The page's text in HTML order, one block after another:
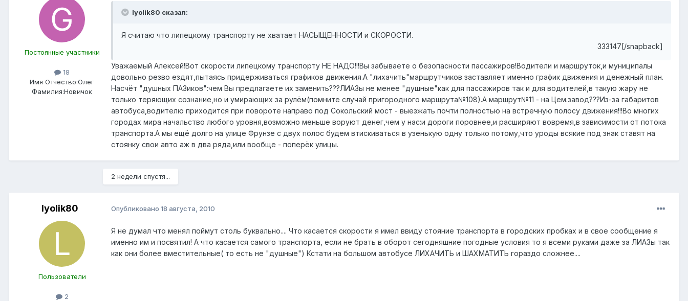
Постоянные участники
18
Имя Отчество:Олег
Фамилия:Новичок
lyolik80 сказал:
Я считаю что липецкому транспорту не хватает НАСЫЩЕННОСТИ и СКОРОСТИ.
333147[/snapback]
Уважаемый Алексей!Вот скорости липецкому транспорту НЕ НАДО!!!Вы забываете о безопасности пассажиров!Водители и маршруток,и муниципалы
довольно резво ездят,пытаясь придерживаться графиков движения.А "лихачить"маршрутчиков заставляет именно график движения и денежный план.
Насчёт "душных ПАЗиков":чем Вы предлагаете их заменить???ЛИАЗы не менее "душные"как для пассажиров так и для водителей,в такую жару не
только теряющих сознание,но и умирающих за рулём(помните случай пригородного маршрута№108).А маршрут№11 - на Цем.завод???Из-за габаритов
автобуса,водителю приходится при повороте направо под Сокольский мост - выезжать почти полностью на встречную полосу движения!!!Во многих
городах мира начальство любого уровня,возможно меньше воруют денег,чем у нас:и дороги поровнее,и расширяют вовремя,в зависимости от потока
транспорта.А мы ещё долго на улице Фрунзе с двух полос будем втискиваться в узенькую одну только потому,что уроды всякие под знак ставят на
стоянку свои авто аж в два ряда,или вообще - поперёк улицы.
2 недели спустя...
lyolik80
Пользователи
2
Опубликовано 18 августа, 2010
Я не думал что менял поймут столь буквально.... Что касается скорости я имел ввиду стояние транспорта в городских пробках и в свое сообщение я
именно им и посвятил! А что касается самого транспорта, если не брать в оборот сегодняшние погодные условия то я всеми руками даже за ЛИАЗы так
как они более вместительные( то есть не "душные") Кстати на большом автобусе ЛИХАЧИТЬ и ШАХМАТИТЬ гораздо сложнее....